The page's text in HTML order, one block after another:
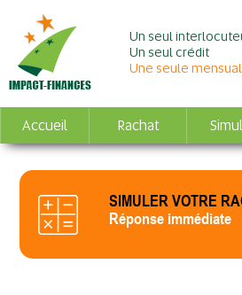
Un seul
Un seul crédit
Une seule
Accueil Rachat
SIMULER VOTRE
Réponse immédiate